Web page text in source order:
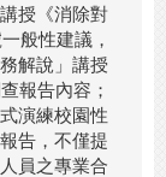
授《消除對
般性建議，
解說」講授
報告內容；
演練校園性
告，不僅提
員之專業合